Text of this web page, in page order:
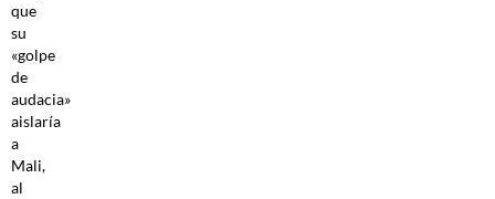
que
su
«golpe
de
audacia»
aislaría
a
Mali,
al